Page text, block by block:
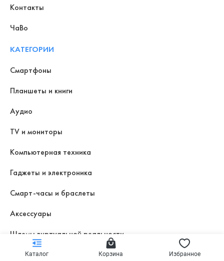
Каталог Корзина Избранное
Контакты
ЧаВо
КАТЕГОРИИ
Смартфоны
Планшеты и книги
Аудио
TV и мониторы
Компьютерная техника
Гаджеты и электроника
Смарт-часы и браслеты
Аксессуары
Шлемы виртуальной реальности
Умный дом